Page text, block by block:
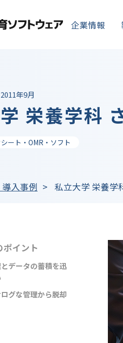
企業情報
年9月
栄養学科
ート・OMR・ソフト
入事例 私立大学 栄養学
ポイント
データの蓄積を迅
グな管理から脱却